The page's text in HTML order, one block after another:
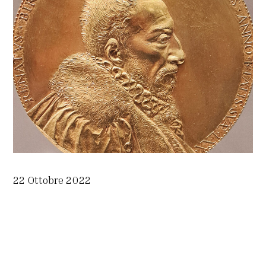
22 Ottobre 2022